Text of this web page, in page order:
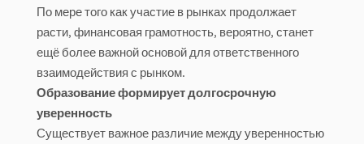
По мере того как участие в рынках продолжает
расти, финансовая грамотность, вероятно, станет
ещё более важной основой для ответственного
взаимодействия с рынком.
Образование формирует долгосрочную
уверенность
Существует важное различие между уверенностью